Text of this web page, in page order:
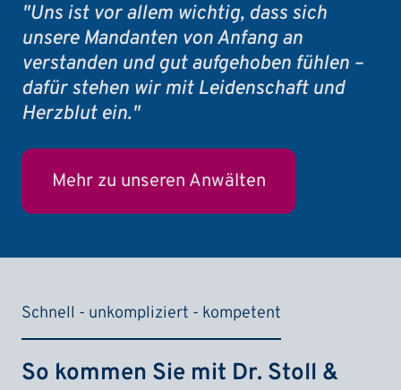
"Uns ist vor allem wichtig, dass sich
unsere Mandanten von Anfang an
verstanden und gut aufgehoben fühlen –
dafür stehen wir mit Leidenschaft und
Herzblut ein."
Mehr zu unseren Anwälten
Schnell - unkompliziert - kompetent
So kommen Sie mit Dr. Stoll &